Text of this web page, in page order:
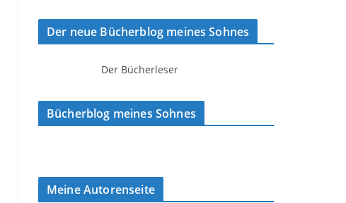
Der neue Bücherblog meines Sohnes
Der Bücherleser
Bücherblog meines Sohnes
Meine Autorenseite